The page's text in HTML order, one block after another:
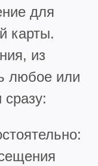
для
карты.
из
любое или
сразу: